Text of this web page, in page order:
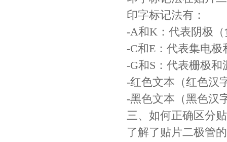
印字标记法有：
-A和K：代表阴极
-C和E：代表集电极
-G和S：代表栅极和
-红色文本（红色汉
-黑色文本（黑色汉
三、如何正确区分
了解了贴片二极管